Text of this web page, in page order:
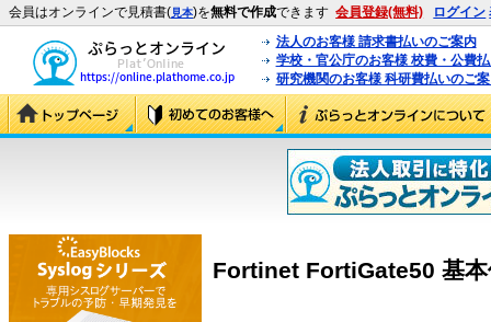
会員はオンラインで見積書(見本)を無料で作成できます 会員登録(無料) ログイン
法人のお客様 請求書払いのご案内
学校・官公庁のお客様 校費・公費
研究機関のお客様 科研費払いのご
Fortinet FortiGate50 基